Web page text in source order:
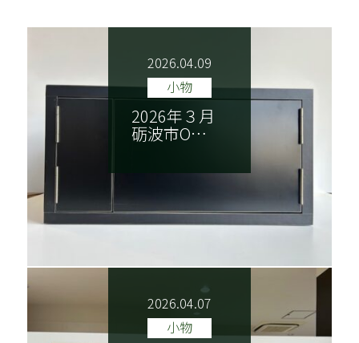
木香美・服部とは 商品紹介
施工実績 納品までの流れ
技巧紹介 会社案内
特定商取引法に基づく表記
2026.04.09
小物
2026年３月
砺波市O…
2026.04.07
小物